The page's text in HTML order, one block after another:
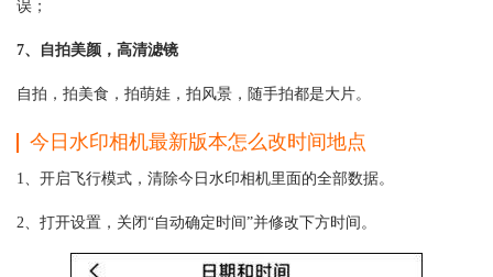
误；
7、自拍美颜，高清滤镜
自拍，拍美食，拍萌娃，拍风景，随手拍都是大片。
今日水印相机最新版本怎么改时间地点
1、开启飞行模式，清除今日水印相机里面的全部数据。
2、打开设置，关闭“自动确定时间”并修改下方时间。